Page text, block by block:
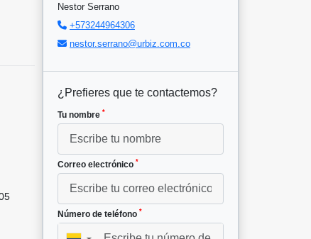
Nestor Serrano
+573244964306
nestor.serrano@urbiz.com.co
¿Prefieres que te contactemos?
Tu nombre *
Correo electrónico *
Número de teléfono *
▼